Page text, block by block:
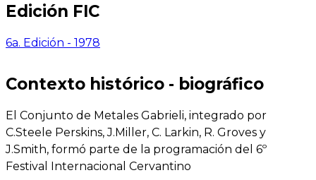
Edición FIC
6a. Edición - 1978
Contexto histórico - biográfico
El Conjunto de Metales Gabrieli, integrado por
C.Steele Perskins, J.Miller, C. Larkin, R. Groves y
J.Smith, formó parte de la programación del 6º
Festival Internacional Cervantino